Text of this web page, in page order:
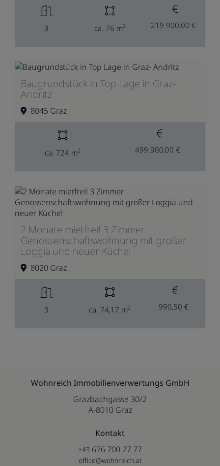
3 ca. 76 m2 219.900,00 €
Baugrundstück in Top Lage in Graz-
Andritz
8045 Graz
ca. 724 m2 499.900,00 €
2 Monate mietfrei! 3 Zimmer
Genossenschaftswohnung mit großer
Loggia und neuer Küche!
8020 Graz
3 ca. 74,17 m2 990,50 €
Wohnreich Immobilienverwertungs GmbH
Grazbachgasse 30/2
A-8010 Graz
Kontakt
+43 676 700 27 77
office@wohnreich.at